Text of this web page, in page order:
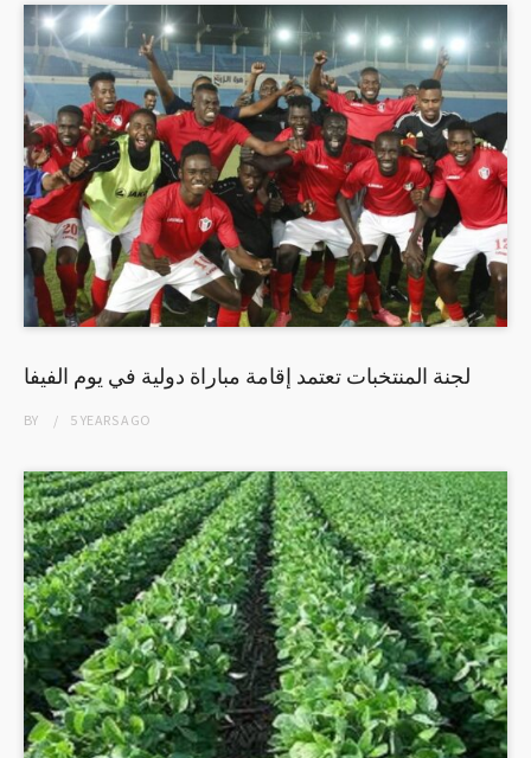
لجنة المنتخبات تعتمد إقامة مباراة دولية في يوم الفيفا
BY 5 YEARSAGO